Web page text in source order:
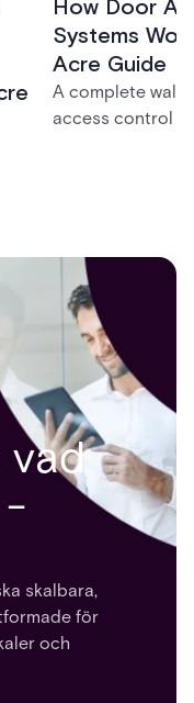
How Door
Systems
Acre Guide
A complete
access control
vad
-
skalbara,
för
och